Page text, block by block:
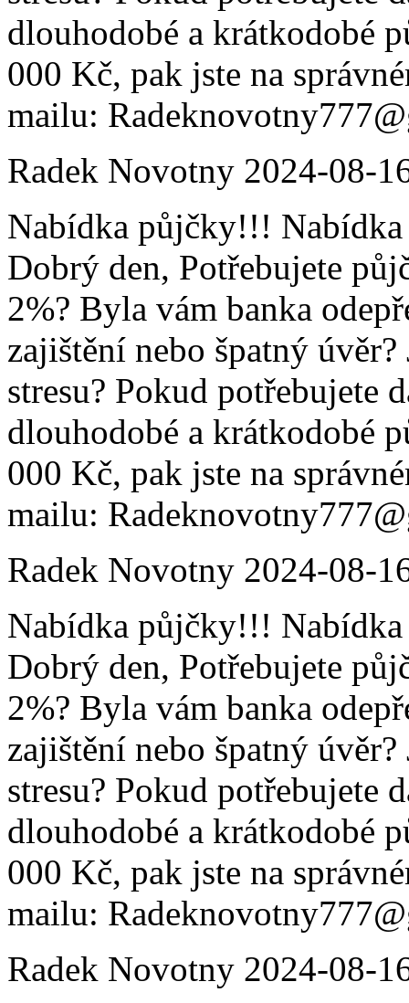
dlouhodobé a krátkodobé
000 Kč, pak jste na
mailu:
Radek Novotny 2024-08-
Nabídka půjčky!!!
Dobrý den, Potřebujete
2%? Byla vám banka
zajištění nebo špatný
stresu? Pokud potřebujete
dlouhodobé a krátkodobé
000 Kč, pak jste na
mailu:
Radek Novotny 2024-08-
Nabídka půjčky!!!
Dobrý den, Potřebujete
2%? Byla vám banka
zajištění nebo špatný
stresu? Pokud potřebujete
dlouhodobé a krátkodobé
000 Kč, pak jste na
mailu:
Radek Novotny 2024-08-